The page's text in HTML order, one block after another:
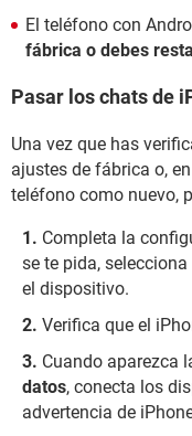
El teléfono con
fábrica o debes
Pasar los chats de
Una vez que has
ajustes de fábrica o,
teléfono como nuevo,
Completa la
se te pida,
el dispositivo.
Verifica que el
Cuando aparezca
datos, conecta los
advertencia de